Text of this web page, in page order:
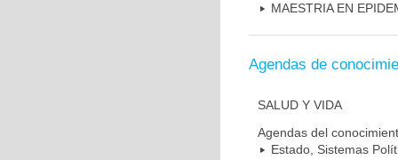
MAESTRIA EN
Agendas de
SALUD Y VIDA
Agendas del
Estado, Sistemas